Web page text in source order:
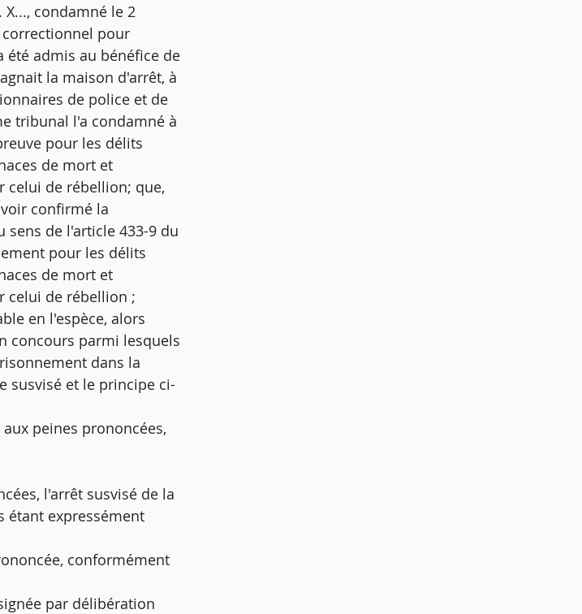
condamné le 2
pour
été admis au bénéfice de
la maison d'arrêt, à
de police et de
tribunal l'a condamné à
pour les délits
de mort et
celui de rébellion; que,
confirmé la
sens de l'article 433-9 du
pour les délits
de mort et
celui de rébellion ;
en l'espèce, alors
concours parmi lesquels
dans la
susvisé et le principe ci-
peines prononcées,
l'arrêt susvisé de la
étant expressément
conformément
par délibération